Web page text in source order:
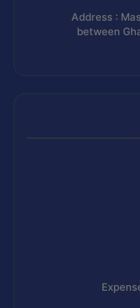
Address :
between